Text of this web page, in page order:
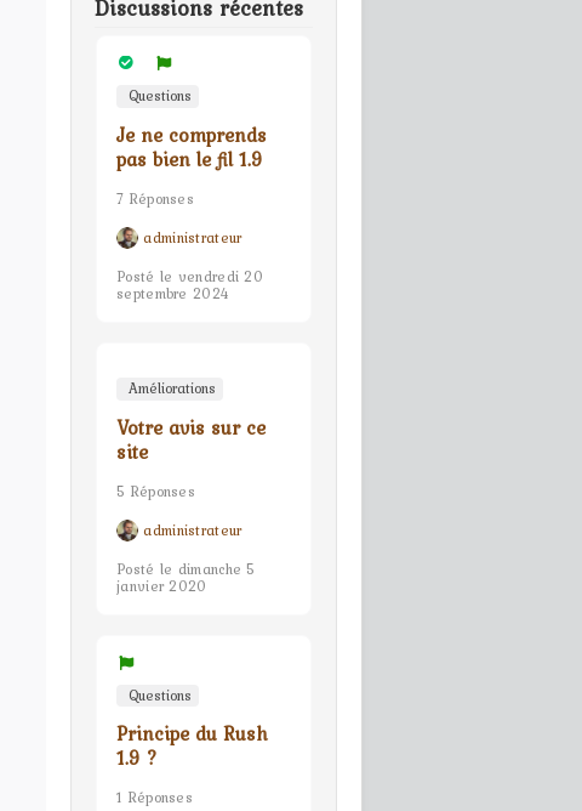
Discussions récentes
Questions
Je ne comprends
pas bien le fil 1.9
7 Réponses
administrateur
Posté le vendredi 20
septembre 2024
Améliorations
Votre avis sur ce
site
5 Réponses
administrateur
Posté le dimanche 5
janvier 2020
Questions
Principe du Rush
1.9 ?
1 Réponses